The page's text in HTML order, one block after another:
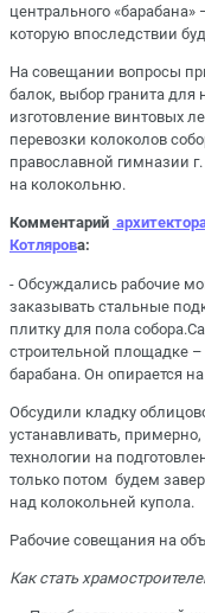
центрального
которую впоследствии
На совещании вопросы
балок, выбор гранита для
изготовление винтовых
перевозки колоколов
православной гимназии
на колокольню.
Комментарий
Котлярова:
- Обсуждались рабочие
заказывать стальные
плитку для пола
строительной площадке –
барабана. Он опирается
Обсудили кладку
устанавливать,
технологии на
только потом будем
над колокольней купола.
Рабочие совещания на
Как стать